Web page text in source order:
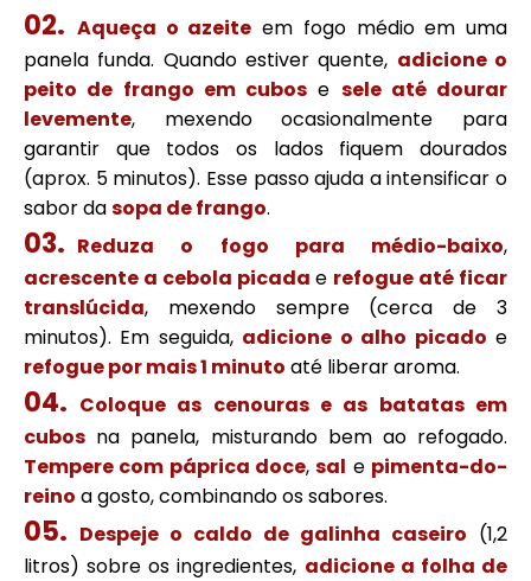
Aqueça o azeite em fogo médio em uma
panela funda. Quando estiver quente, adicione o
peito de frango em cubos e sele até dourar
levemente, mexendo ocasionalmente para
garantir que todos os lados fiquem dourados
(aprox. 5 minutos). Esse passo ajuda a intensificar o
sabor dasopa de frango.
Reduza o fogo para médio-baixo,
acrescente a cebola picada e refogue até ficar
translúcida, mexendo sempre (cerca de 3
minutos). Em seguida, adicione o alho picado e
refogue por mais 1 minuto até liberar aroma.
Coloque as cenouras e as batatas em
cubos na panela, misturando bem ao refogado.
Tempere com páprica doce,sal e pimenta-do-
reino a gosto, combinando os sabores.
Despeje o caldo de galinha caseiro (1,2
litros) sobre os ingredientes, adicione a folha de